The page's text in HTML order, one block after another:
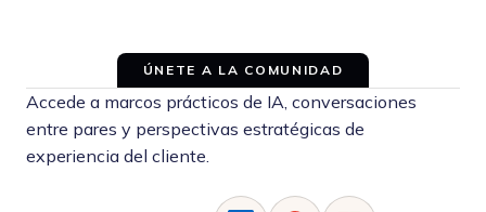
ÚNETE A LA COMUNIDAD
Accede a marcos prácticos de IA, conversaciones
entre pares y perspectivas estratégicas de
experiencia del cliente.